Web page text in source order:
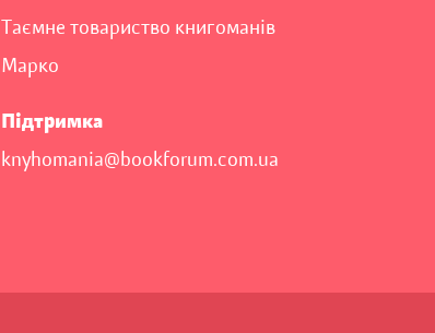
Таємне товариство книгоманів
Марко
Підтримка
knyhomania@bookforum.com.ua